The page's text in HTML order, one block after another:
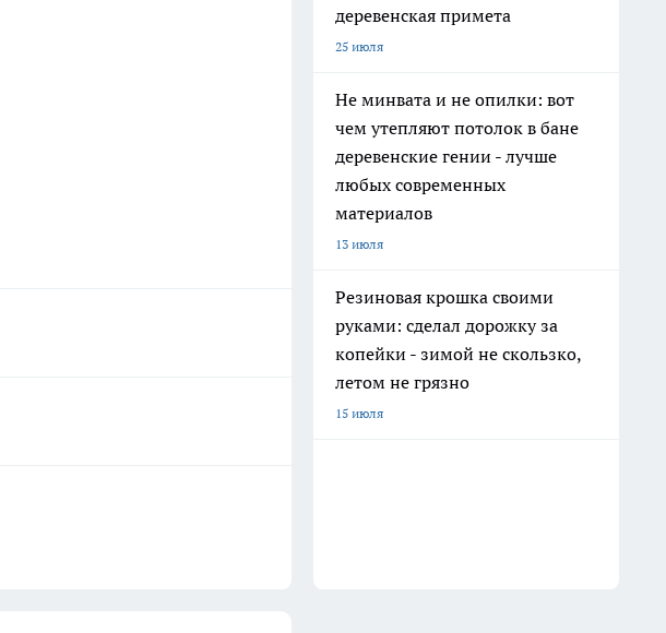
деревенская примета
25 июля
Не минвата и не опилки: вот
чем утепляют потолок в бане
деревенские гении - лучше
любых современных
материалов
13 июля
Резиновая крошка своими
руками: сделал дорожку за
копейки - зимой не скользко,
летом не грязно
15 июля